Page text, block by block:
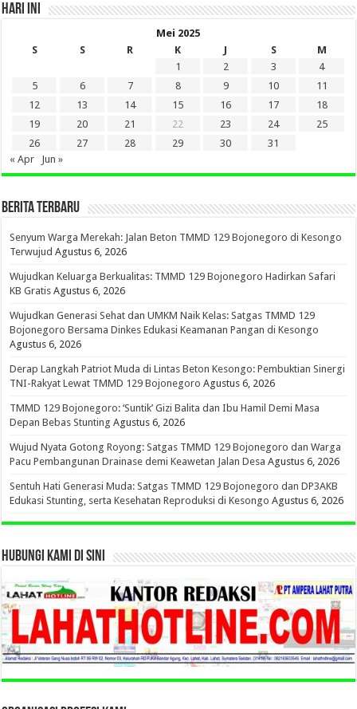
HARI INI
Mei 2025
S
S R K J S
M
1
2 3
4
5
6 7 8 9 10
11
12
13 14 15 16 17
18
19
20 21 22 23 24
25
26
27 28 29 30
31
« Apr
Jun »
BERITA TERBARU
Senyum Warga Merekah: Jalan Beton TMMD 129 Bojonegoro di Kesongo
Terwujud Agustus 6, 2026
Wujudkan Keluarga Berkualitas: TMMD 129 Bojonegoro Hadirkan Safari
KB Gratis Agustus 6, 2026
Wujudkan Generasi Sehat dan UMKM Naik Kelas: Satgas TMMD 129
Bojonegoro Bersama Dinkes Edukasi Keamanan Pangan di Kesongo
Agustus 6, 2026
Derap Langkah Patriot Muda di Lintas Beton Kesongo: Pembuktian Sinergi
TNI-Rakyat Lewat TMMD 129 Bojonegoro Agustus 6, 2026
TMMD 129 Bojonegoro: ‘Suntik’ Gizi Balita dan Ibu Hamil Demi Masa
Depan Bebas Stunting Agustus 6, 2026
Wujud Nyata Gotong Royong: Satgas TMMD 129 Bojonegoro dan Warga
Pacu Pembangunan Drainase demi Keawetan Jalan Desa Agustus 6, 2026
Sentuh Hati Generasi Muda: Satgas TMMD 129 Bojonegoro dan DP3AKB
Edukasi Stunting, serta Kesehatan Reproduksi di Kesongo Agustus 6, 2026
HUBUNGI KAMI DI SINI